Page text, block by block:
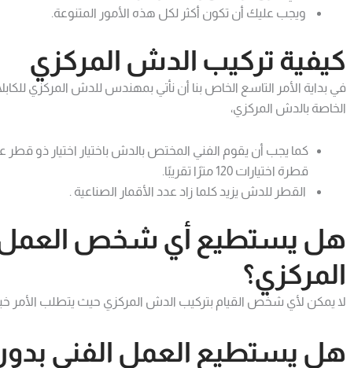
ويجب عليك أن تكون أكثر لكل هذه الأمور المتنوعة.
كيفية تركيب الدش المركزي
في بداية الأمر التاسع الخاص بنا أن نأتي بمهندس للدش المركزي
الخاصة بالدش المركزي،
قطرة اختيارات 120 مترًا تقريبًا.
القطر للدش يزيد كلما زاد عدد الأقمار الصناعية .
هل يستطيع أي شخص العمل
المركزي؟
لا يمكن لأي شخص القيام بتركيب الدش المركزي حيث يتطلب الأمر
هل يستطيع العمل الفني